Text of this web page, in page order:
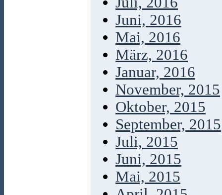
Juni, 2016
Mai, 2016
März, 2016
Januar, 2016
November, 2015
Oktober, 2015
September, 2015
Juli, 2015
Juni, 2015
Mai, 2015